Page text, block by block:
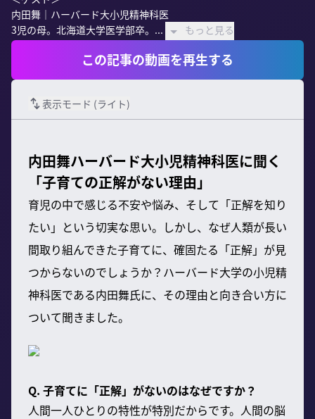
内田舞｜ハーバード大小児精神科医
3児の母。北海道大学医学部卒。...
もっと見る
この記事の動画を再生する
表示モード (ライト)
内田舞ハーバード大小児精神科医に聞く
「子育ての正解がない理由」
育児の中で感じる不安や悩み、そして「正解を知り
たい」という切実な思い。しかし、なぜ人類が長い
間取り組んできた子育てに、確固たる「正解」が見
つからないのでしょうか？ハーバード大学の小児精
神科医である内田舞氏に、その理由と向き合い方に
ついて聞きました。
Q. 子育てに「正解」がないのはなぜですか？
人間一人ひとりの特性が特別だからです。人間の脳